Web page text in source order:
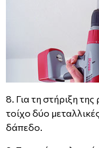
8. Για τη στήριξη
τοίχο δύο
δάπεδο.